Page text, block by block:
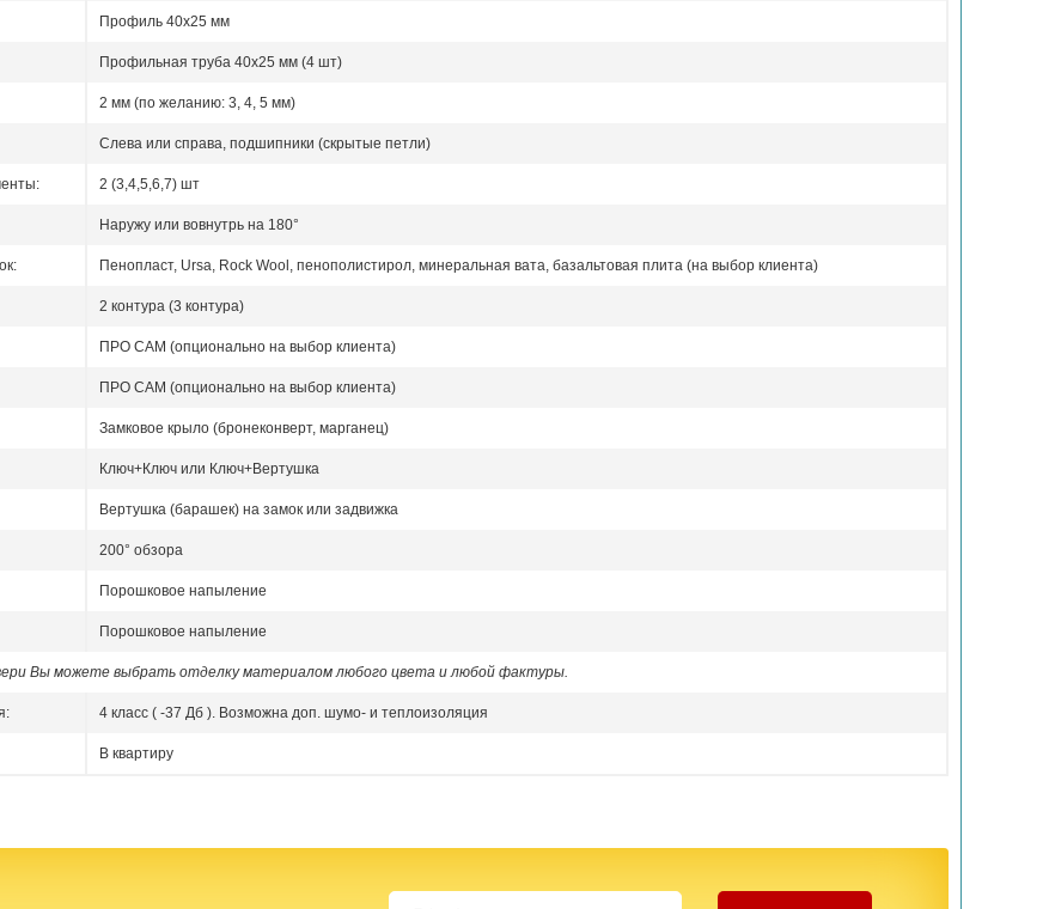
Профиль 40x25 мм
Профильная труба 40х25 мм (4 шт)
2 мм (по желанию: 3, 4, 5 мм)
Слева или справа, подшипники (скрытые петли)
2 (3,4,5,6,7) шт
Наружу или вовнутрь на 180°
Пенопласт, Ursa, Rock Wool, пенополистирол, минеральная вата, базальтовая плита (на выбор клиента)
2 контура (3 контура)
ПРО САМ (опционально на выбор клиента)
ПРО САМ (опционально на выбор клиента)
Замковое крыло (бронеконверт, марганец)
Ключ+Ключ или Ключ+Вертушка
Вертушка (барашек) на замок или задвижка
200° обзора
Порошковое напыление
Порошковое напыление
Вы можете выбрать отделку материалом любого цвета и любой фактуры.
4 класс ( -37 Дб ). Возможна доп. шумо- и теплоизоляция
В квартиру